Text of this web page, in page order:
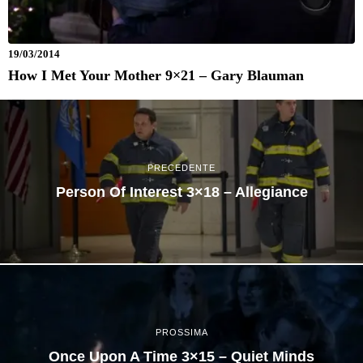
19/03/2014
How I Met Your Mother 9×21 – Gary Blauman
PRECEDENTE
Person Of Interest 3×18 – Allegiance
PROSSIMA
Once Upon A Time 3×15 – Quiet Minds